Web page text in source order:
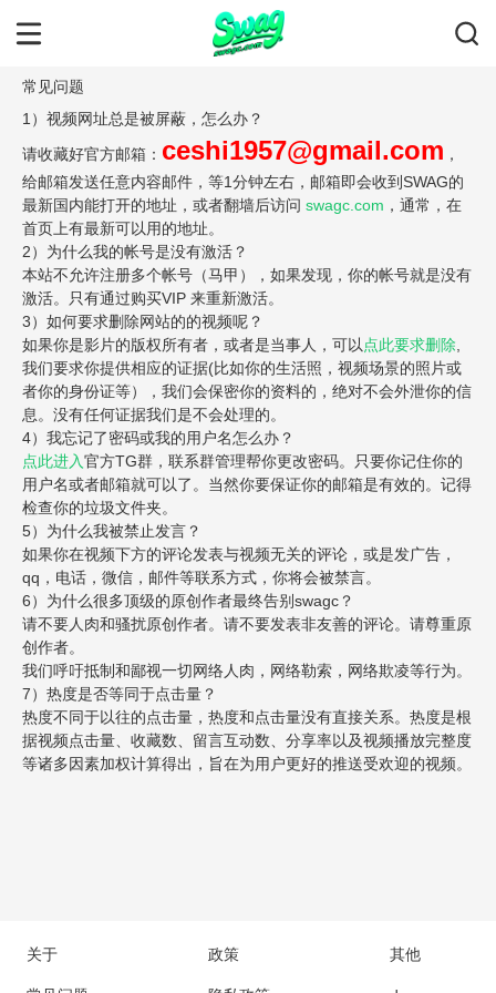
常见问题
1）视频网址总是被屏蔽，怎么办？
请收藏好官方邮箱： ceshi1957@gmail.com ，
给邮箱发送任意内容邮件，等1分钟左右，邮箱即会收到SWAG的
最新国内能打开的地址，或者翻墙后访问 swagc.com ，通常，在
首页上有最新可以用的地址。
2）为什么我的帐号是没有激活？
本站不允许注册多个帐号（马甲），如果发现，你的帐号就是没有
激活。只有通过购买VIP 来重新激活。
3）如何要求删除网站的的视频呢？
如果你是影片的版权所有者，或者是当事人，可以 点此要求删除
我们要求你提供相应的证据(比如你的生活照，视频场景的照片或
者你的身份证等），我们会保密你的资料的，绝对不会外泄你的信
息。没有任何证据我们是不会处理的。
4）我忘记了密码或我的用户名怎么办？
点此进入官方TG群，联系群管理帮你更改密码。只要你记住你的
用户名或者邮箱就可以了。当然你要保证你的邮箱是有效的。记得
检查你的垃圾文件夹。
5）为什么我被禁止发言？
如果你在视频下方的评论发表与视频无关的评论，或是发广告，
qq，电话，微信，邮件等联系方式，你将会被禁言。
6）为什么很多顶级的原创作者最终告别swagc？
请不要人肉和骚扰原创作者。请不要发表非友善的评论。请尊重原
创作者。
我们呼吁抵制和鄙视一切网络人肉，网络勒索，网络欺凌等行为。
7）热度是否等同于点击量？
热度不同于以往的点击量，热度和点击量没有直接关系。热度是根
据视频点击量、收藏数、留言互动数、分享率以及视频播放完整度
等诸多因素加权计算得出，旨在为用户更好的推送受欢迎的视频。
关于 政策 其他